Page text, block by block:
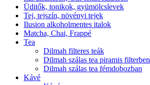
Üditők, tonikok, gyümölcslevek
Tej, tejszín, növényi tejek
Ilusion alkoholmentes italok
Matcha, Chai, Frappé
Tea
Dilmah filteres teák
Dilmah szálas tea piramis filterben
Dilmah szálas tea fémdobozban
Kávé